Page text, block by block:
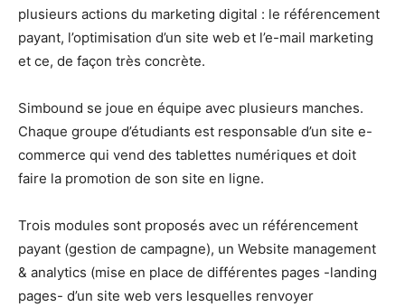
plusieurs actions du marketing digital : le référencement
payant, l’optimisation d’un site web et l’e-mail marketing
et ce, de façon très concrète.
Simbound se joue en équipe avec plusieurs manches.
Chaque groupe d’étudiants est responsable d’un site e-
commerce qui vend des tablettes numériques et doit
faire la promotion de son site en ligne.
Trois modules sont proposés avec un référencement
payant (gestion de campagne), un Website management
& analytics (mise en place de différentes pages -landing
pages- d’un site web vers lesquelles renvoyer